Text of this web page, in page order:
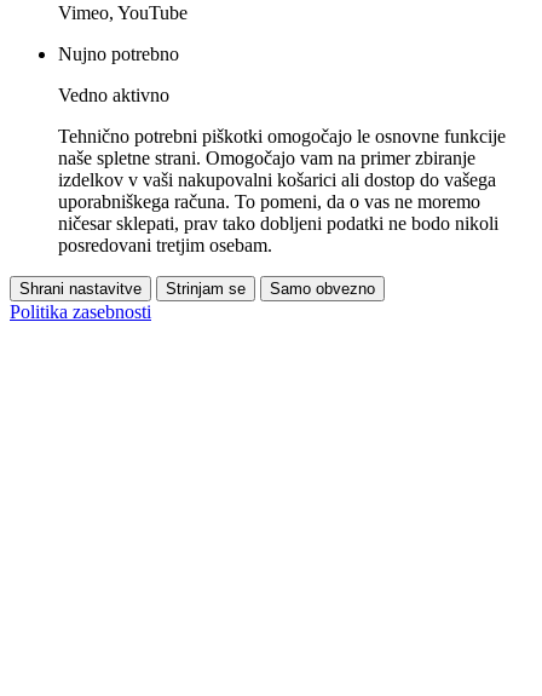
Vimeo, YouTube
Nujno potrebno
Vedno aktivno
Tehnično potrebni piškotki omogočajo le osnovne funkcije
naše spletne strani. Omogočajo vam na primer zbiranje
izdelkov v vaši nakupovalni košarici ali dostop do vašega
uporabniškega računa. To pomeni, da o vas ne moremo
ničesar sklepati, prav tako dobljeni podatki ne bodo nikoli
posredovani tretjim osebam.
Shrani nastavitve Strinjam se Samo obvezno
Politika zasebnosti